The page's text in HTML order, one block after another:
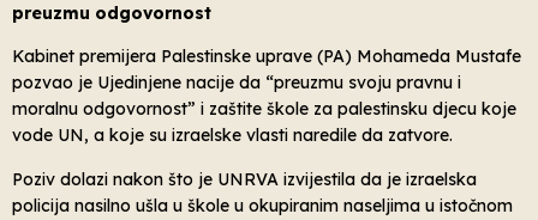
preuzmu odgovornost
Kabinet premijera Palestinske uprave (PA) Mohameda Mustafe
pozvao je Ujedinjene nacije da “preuzmu svoju pravnu i
moralnu odgovornost” i zaštite škole za palestinsku djecu koje
vode UN, a koje su izraelske vlasti naredile da zatvore.
Poziv dolazi nakon što je UNRVA izvijestila da je izraelska
policija nasilno ušla u škole u ​​okupiranim naseljima u istočnom